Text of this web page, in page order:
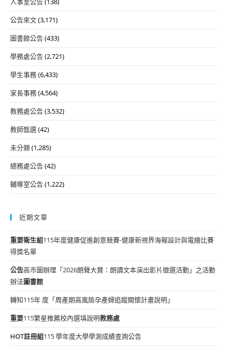
公告來文(3,171)
圖書館公告(433)
學務處公告(2,721)
學生事務(6,433)
家長事務(4,564)
教務處公告(3,532)
教師甄選(42)
未分類(1,285)
總務處公告(42)
輔導室公告(1,222)
近期文章
重要衛生組115年度健康促進創意競賽-健康新視界海報設計與電繪比賽
得獎名單
公告高市圖辦理「2026朗聲大賞：朗讀文本演出影片徵選活動」之活動
辦法圖書館
轉知115年 度「周產期高風險孕產婦追蹤關懷計畫說明」
重要115繁星推薦校內選填說明教務處
HOT註冊組115 學年度大學學測成績查詢公告